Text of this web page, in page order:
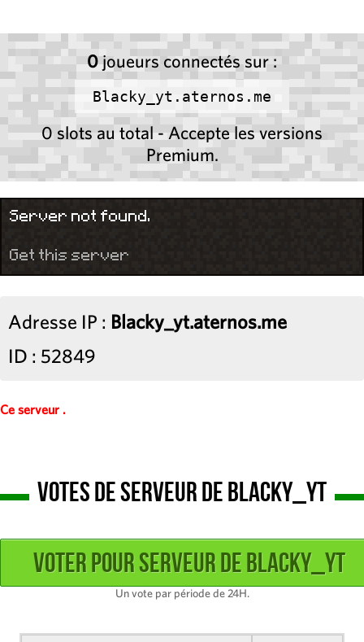
0 joueurs connectés sur :
Blacky_yt.aternos.me
0 slots au total - Accepte les versions
Premium.
Server not found.
Get this server
Adresse IP : Blacky_yt.aternos.me
ID : 52849
Ce serveur .
Votes de Serveur de Blacky_yt
Un vote par période de 24H.